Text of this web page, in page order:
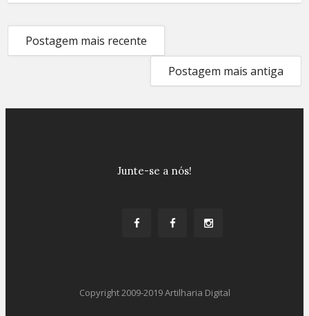
Postagem mais recente
Postagem mais antiga
Junte-se a nós!
Copyright 2009-2019 Artilharia Digital